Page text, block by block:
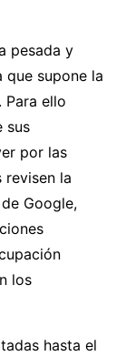
pesada y
que supone la
Para ello
sus
por las
revisen la
de Google,
los
hasta el